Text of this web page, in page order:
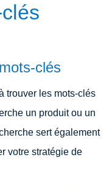
clés
trouver les mots-clés
un produit ou un
sert également
votre stratégie de